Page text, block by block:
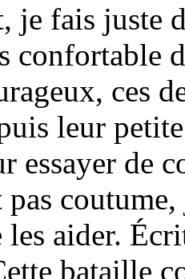
je fais juste
confortable
ces
leur
essayer de
pas
les aider.
bataille